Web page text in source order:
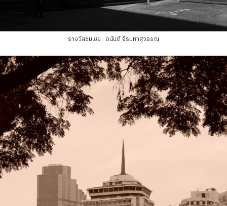
รางวัลชมเชย : อนันต์ จิรมหาสุวรรณ